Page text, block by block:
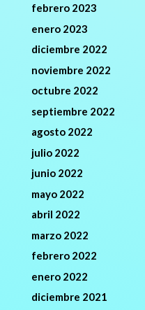
febrero 2023
enero 2023
diciembre 2022
noviembre 2022
octubre 2022
septiembre 2022
agosto 2022
julio 2022
junio 2022
mayo 2022
abril 2022
marzo 2022
febrero 2022
enero 2022
diciembre 2021